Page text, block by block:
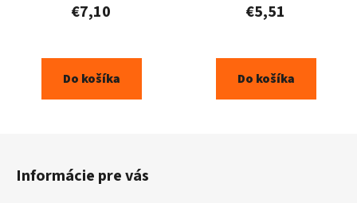
€7,10
Do košíka
€5,51
Do košíka
Informácie pre vás